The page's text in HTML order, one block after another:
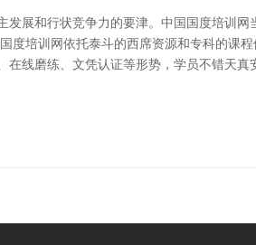
展和行状竞争力的要津。中国国度培训
度培训网依托泰斗的西席资源和专科的课
线磨练、文凭认证等形势，学员不错天